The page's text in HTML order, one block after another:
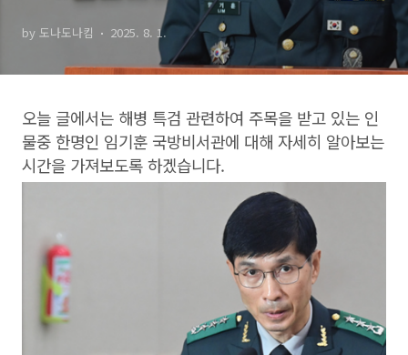
by 도나도나킴 2025. 8. 1.
오늘 글에서는 해병 특검 관련하여 주목을 받고 있는 인
물중 한명인 임기훈 국방비서관에 대해 자세히 알아보는
시간을 가져보도록 하겠습니다.